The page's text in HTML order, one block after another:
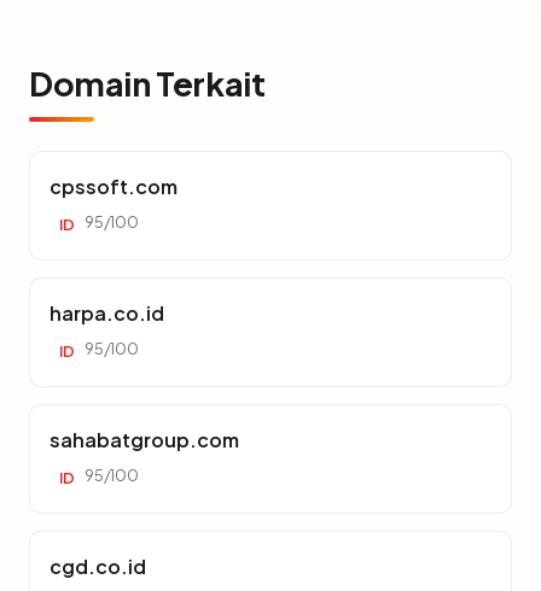
Domain Terkait
cpssoft.com
ID 95/100
harpa.co.id
ID 95/100
sahabatgroup.com
ID 95/100
cgd.co.id